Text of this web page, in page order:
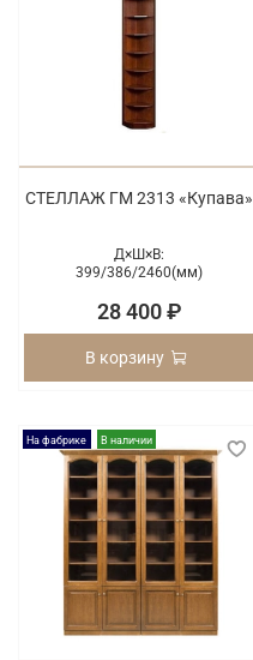
СТЕЛЛАЖ ГМ 2313 «Купава»
Д×Ш×В:
399/386/2460(мм)
28 400 ₽
В корзину
На фабрике В наличии